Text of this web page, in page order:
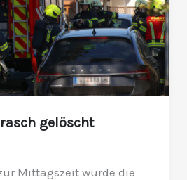
gelöscht
Mittagszeit wurde die